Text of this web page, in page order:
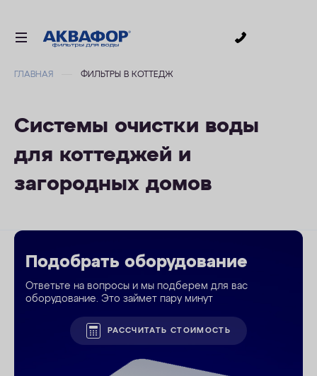
ДЛЯ ВАННОЙ
В КОТТЕДЖ
ДЛЯ БИЗНЕСА
ДОСТАВКА
ГЛАВНАЯ ФИЛЬТРЫ В КОТТЕДЖ
Системы очистки воды
для коттеджей и
загородных домов
Подобрать оборудование
Ответьте на вопросы и мы подберем для вас
оборудование. Это займет пару минут
РАССЧИТАТЬ СТОИМОСТЬ